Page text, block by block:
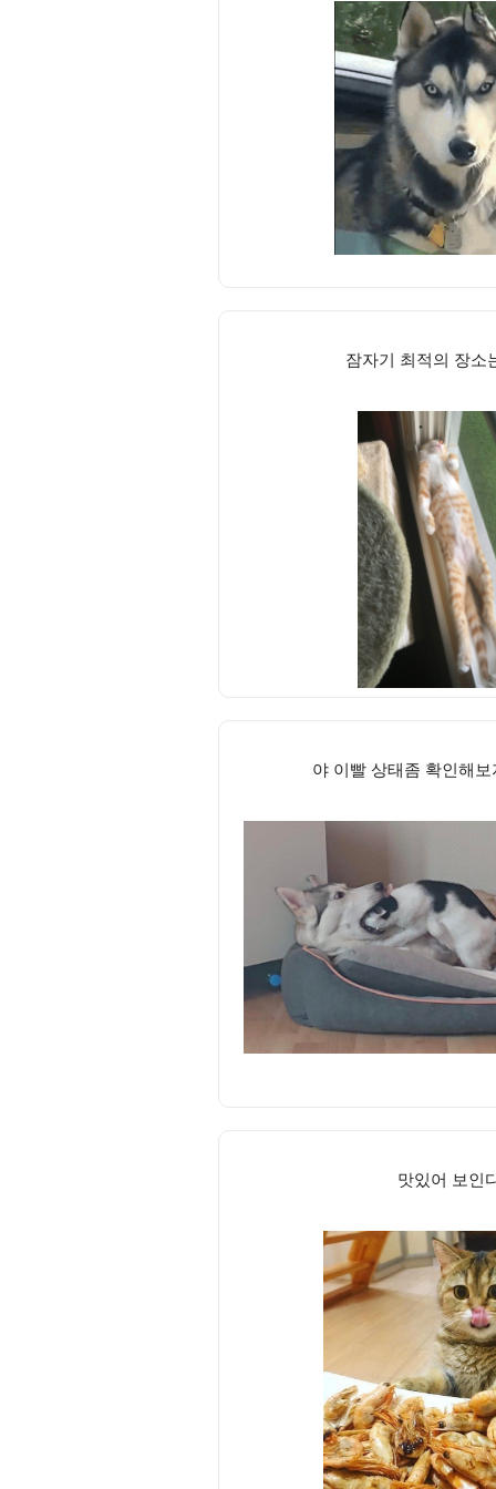
잠자기 최적의 장소
야 이빨 상태좀 확인해보
맛있어 보인